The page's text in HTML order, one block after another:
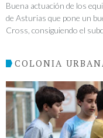
Buena actuación de los
de Asturias que pone un
Cross, consiguiendo el
COLONIA